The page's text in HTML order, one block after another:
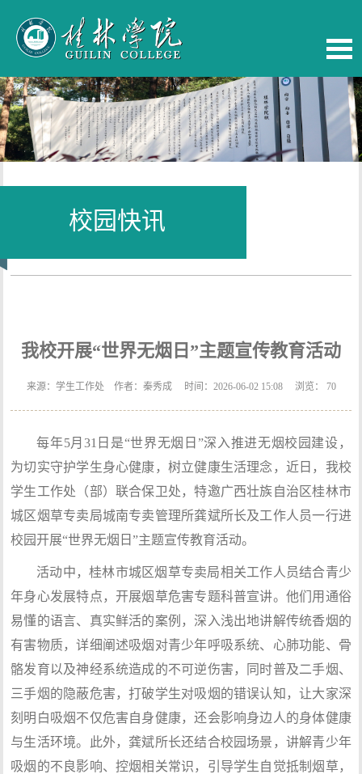
校园快讯
当前位置：首页
我校开展“世界无烟日”主题宣传教育活动
来源：学生工作处 作者：秦秀成 时间：2026-06-02 15:08 浏览： 70
每年5月31日是“世界无烟日”深入推进无烟校园建设，
为切实守护学生身心健康，树立健康生活理念，近日，我校
学生工作处（部）联合保卫处，特邀广西壮族自治区桂林市
城区烟草专卖局城南专卖管理所龚斌所长及工作人员一行进
校园开展“世界无烟日”主题宣传教育活动。
活动中，桂林市城区烟草专卖局相关工作人员结合青少
年身心发展特点，开展烟草危害专题科普宣讲。他们用通俗
易懂的语言、真实鲜活的案例，深入浅出地讲解传统香烟的
有害物质，详细阐述吸烟对青少年呼吸系统、心肺功能、骨
骼发育以及神经系统造成的不可逆伤害，同时普及二手烟、
三手烟的隐蔽危害，打破学生对吸烟的错误认知，让大家深
刻明白吸烟不仅危害自身健康，还会影响身边人的身体健康
与生活环境。此外，龚斌所长还结合校园场景，讲解青少年
吸烟的不良影响、控烟相关常识，引导学生自觉抵制烟草，